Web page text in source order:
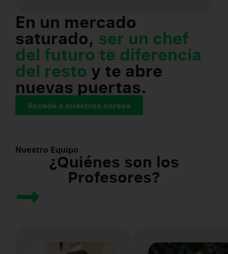
En un mercado
saturado, ser un chef
del futuro te diferencia
del resto y te abre
nuevas puertas.
Accede a nuestros cursos
Nuestro Equipo
¿Quiénes son los
Profesores?